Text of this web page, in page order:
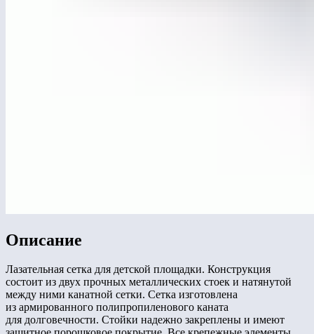
Описание
Лазательная сетка для детской площадки. Конструкция
состоит из двух прочных металлических стоек и натянутой
между ними канатной сетки. Сетка изготовлена
из армированного полипропиленового каната
для долговечности. Стойки надежно закреплены и имеют